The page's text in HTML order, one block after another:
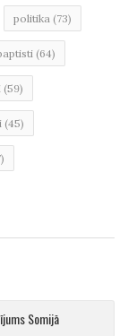
politika (73)
(64)
(59)
(45)
Somijā